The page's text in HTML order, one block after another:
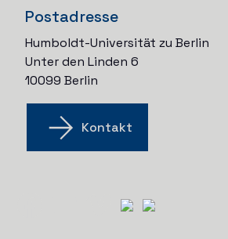
Postadresse
Humboldt-Universität zu Berlin
Unter den Linden 6
10099 Berlin
Kontakt